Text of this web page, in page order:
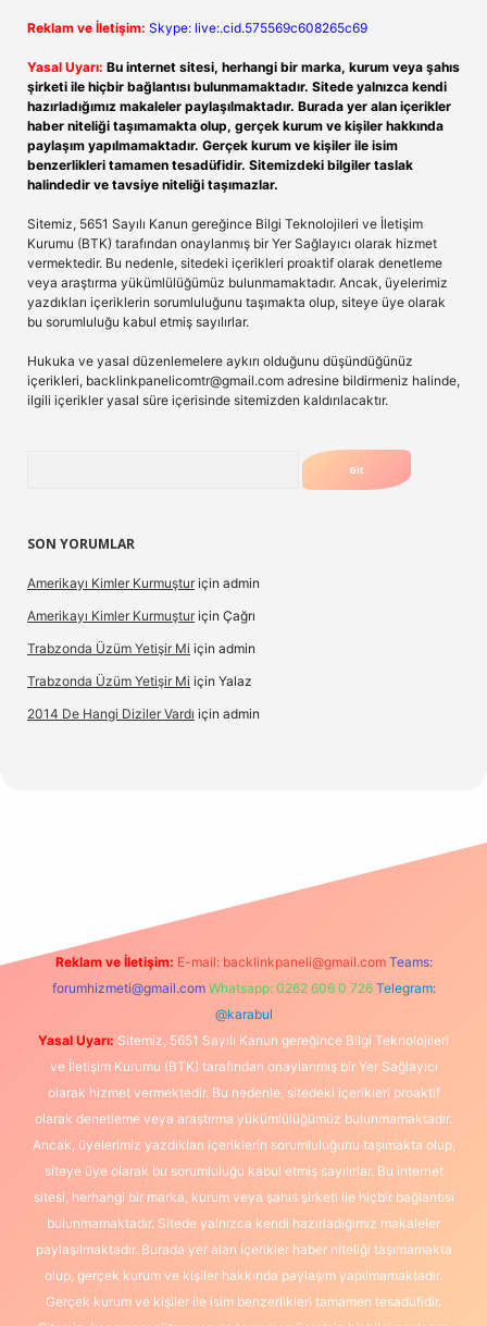
Reklam ve İletişim: Skype: live:.cid.575569c608265c69
Yasal Uyarı: Bu internet sitesi, herhangi bir marka, kurum veya şahıs
şirketi ile hiçbir bağlantısı bulunmamaktadır. Sitede yalnızca kendi
hazırladığımız makaleler paylaşılmaktadır. Burada yer alan içerikler
haber niteliği taşımamakta olup, gerçek kurum ve kişiler hakkında
paylaşım yapılmamaktadır. Gerçek kurum ve kişiler ile isim
benzerlikleri tamamen tesadüfidir. Sitemizdeki bilgiler taslak
halindedir ve tavsiye niteliği taşımazlar.
Sitemiz, 5651 Sayılı Kanun gereğince Bilgi Teknolojileri ve İletişim
Kurumu (BTK) tarafından onaylanmış bir Yer Sağlayıcı olarak hizmet
vermektedir. Bu nedenle, sitedeki içerikleri proaktif olarak denetleme
veya araştırma yükümlülüğümüz bulunmamaktadır. Ancak, üyelerimiz
yazdıkları içeriklerin sorumluluğunu taşımakta olup, siteye üye olarak
bu sorumluluğu kabul etmiş sayılırlar.
Hukuka ve yasal düzenlemelere aykırı olduğunu düşündüğünüz
içerikleri, backlinkpanelicomtr@gmail.com adresine bildirmeniz halinde,
ilgili içerikler yasal süre içerisinde sitemizden kaldırılacaktır.
SON YORUMLAR
Amerikayı Kimler Kurmuştur için admin
Amerikayı Kimler Kurmuştur için Çağrı
Trabzonda Üzüm Yetişir Mi için admin
Trabzonda Üzüm Yetişir Mi için Yalaz
2014 De Hangi Diziler Vardı için admin
Reklam ve İletişim: E-mail: backlinkpaneli@gmail.com Teams:
forumhizmeti@gmail.com Whatsapp: 0262 606 0 726 Telegram:
@karabul
Yasal Uyarı: Sitemiz, 5651 Sayılı Kanun gereğince Bilgi Teknolojileri
ve İletişim Kurumu (BTK) tarafından onaylanmış bir Yer Sağlayıcı
olarak hizmet vermektedir. Bu nedenle, sitedeki içerikleri proaktif
olarak denetleme veya araştırma yükümlülüğümüz bulunmamaktadır.
Ancak, üyelerimiz yazdıkları içeriklerin sorumluluğunu taşımakta olup,
siteye üye olarak bu sorumluluğu kabul etmiş sayılırlar. Bu internet
sitesi, herhangi bir marka, kurum veya şahıs şirketi ile hiçbir bağlantısı
bulunmamaktadır. Sitede yalnızca kendi hazırladığımız makaleler
paylaşılmaktadır. Burada yer alan içerikler haber niteliği taşımamakta
olup, gerçek kurum ve kişiler hakkında paylaşım yapılmamaktadır.
Gerçek kurum ve kişiler ile isim benzerlikleri tamamen tesadüfidir.